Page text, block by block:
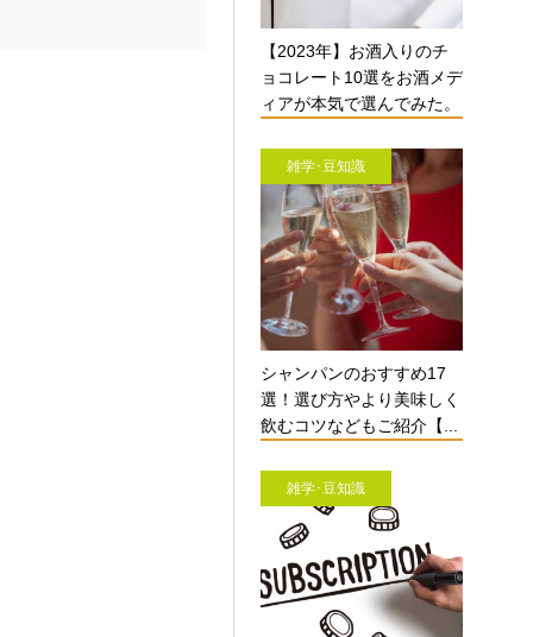
【2023年】お酒入りのチ
ョコレート10選をお酒メデ
ィアが本気で選んでみた。
雑学･豆知識
シャンパンのおすすめ17
選！選び方やより美味しく
飲むコツなどもご紹介【...
雑学･豆知識